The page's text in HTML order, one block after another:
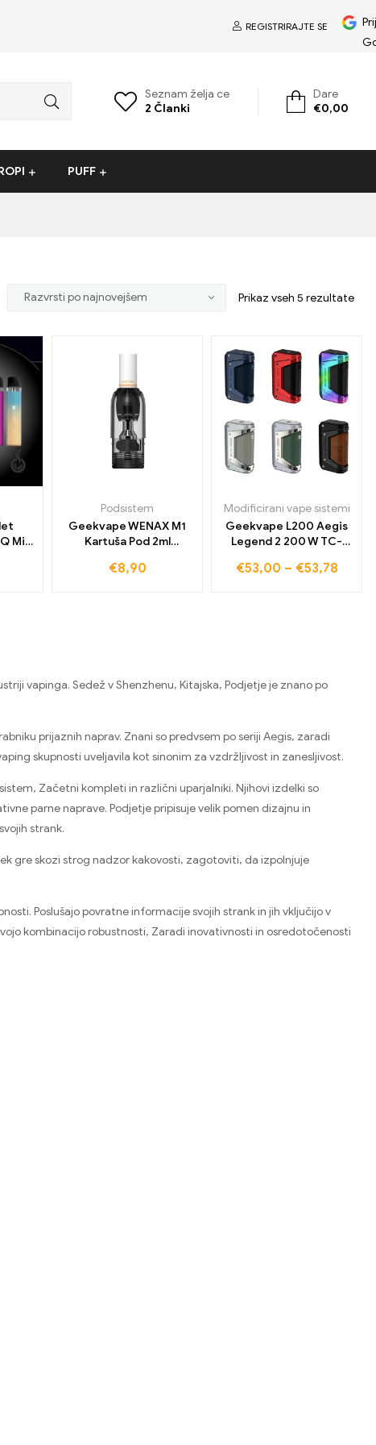
REGISTRIRAJTE SE
Seznam želja ce
2 Članki
Dare
€0,00
PUFF
Prikaz vseh 5 rezultate
Mini
Podsistem
Geekvape WENAX M1
Kartuša Pod 2ml
€8,90
Modificirani vape sistemi
Geekvape L200 Aegis
Legend 2 200 W TC-
€53,00 – €53,78
vapinga. Sedež v Shenzhenu, Kitajska, Podjetje je znano po
prijaznih naprav. Znani so predvsem po seriji Aegis, zaradi
skupnosti uveljavila kot sinonim za vzdržljivost in zanesljivost.
Začetni kompleti in različni uparjalniki. Njihovi izdelki so
parne naprave. Podjetje pripisuje velik pomen dizajnu in
strank.
gre skozi strog nadzor kakovosti, zagotoviti, da izpolnjuje
Poslušajo povratne informacije svojih strank in jih vključijo v
kombinacijo robustnosti, Zaradi inovativnosti in osredotočenosti